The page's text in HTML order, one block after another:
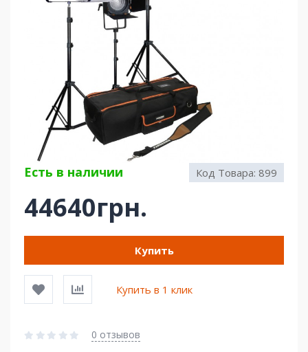
Есть в наличии Код Товара: 899
44640грн.
Купить
Купить в 1 клик
0 отзывов